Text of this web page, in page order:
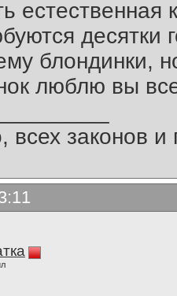
естественная
десятки
блондинки,
люблю вы
всех